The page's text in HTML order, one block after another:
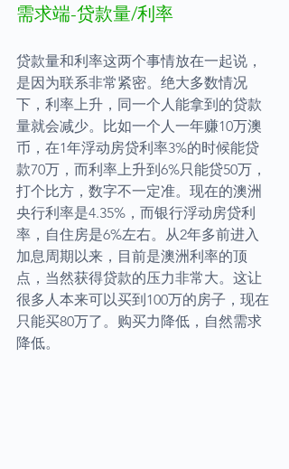
需求端-贷款量/利率
贷款量和利率这两个事情放在一起说，
是因为联系非常紧密。绝大多数情况
下，利率上升，同一个人能拿到的贷款
量就会减少。比如一个人一年赚10万澳
币，在1年浮动房贷利率3%的时候能贷
款70万，而利率上升到6%只能贷50万，
打个比方，数字不一定准。现在的澳洲
央行利率是4.35%，而银行浮动房贷利
率，自住房是6%左右。从2年多前进入
加息周期以来，目前是澳洲利率的顶
点，当然获得贷款的压力非常大。这让
很多人本来可以买到100万的房子，现在
只能买80万了。购买力降低，自然需求
降低。